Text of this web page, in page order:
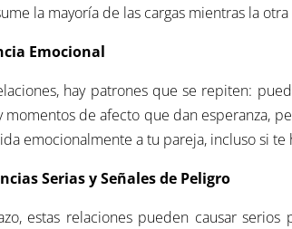
la mayoría de las cargas mientras la
Emocional
hay patrones que se repiten:
momentos de afecto que dan esperanza,
emocionalmente a tu pareja, incluso si te
Serias y Señales de Peligro
estas relaciones pueden causar